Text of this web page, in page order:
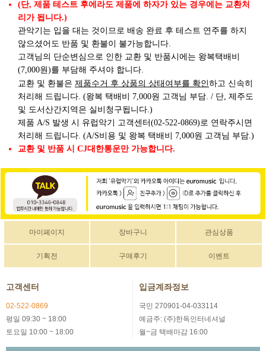
(단, 제품 테스트 후에라도 제품에 하자가 있는 경우에는 교환처
리가 됩니다.)
관악기는 입을 대는 것이므로 배송 완료 후 테스트 연주를 하지
않으셨어도 반품 및 환불이 불가능합니다.
고객님의 단순변심으로 인한 교환 및 반품시에는 왕복택배비
(7,000원)를 부담해 주셔야 합니다.
교환 및 환불은 제품수거 후 상품의 상태여부를 확인하고 신속히
처리해 드립니다. (왕복 택배비 7,000원 고객님 부담. / 단, 제주도
및 도서산간지역은 실비청구됩니다.)
제품 A/S 발생 시 유럽악기 고객센터(02-522-0869)로 연락주시면
처리해 드립니다. (A/S비용 및 왕복 택배비 7,000원 고객님 부담.)
교환 및 반품 시 CJ대한통운만 가능합니다.
마이페이지 장바구니 관심상품
기획전 구매후기 이벤트
고객센터
02-522-0869
평일 09:30 ~ 18:00
토요일 10:00 ~ 18:00
입금계좌정보
국민 270901-04-033114
예금주: (주)한독인터네셔널
월~금 택배마감 16:00